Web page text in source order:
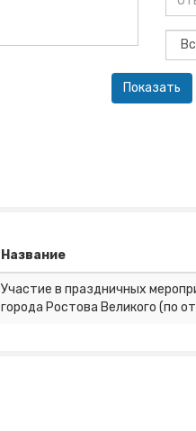
Название
Участие в праздничных
города Ростова Великого (по